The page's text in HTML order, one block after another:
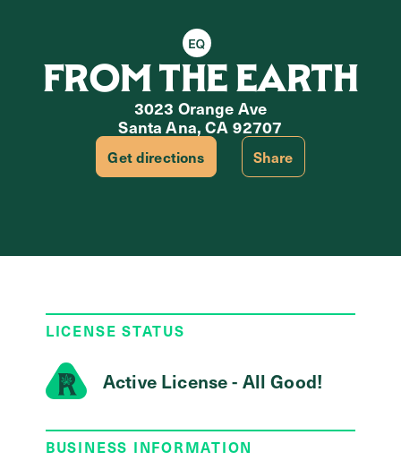
Equity Retailer
FROM THE EARTH
3023 Orange Ave
Santa Ana, CA 92707
Get directions Share
LICENSE STATUS
Active License - All Good!
BUSINESS INFORMATION